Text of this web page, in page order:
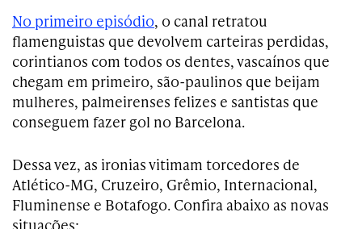
No primeiro episódio, o canal retratou
flamenguistas que devolvem carteiras perdidas,
corintianos com todos os dentes, vascaínos que
chegam em primeiro, são-paulinos que beijam
mulheres, palmeirenses felizes e santistas que
conseguem fazer gol no Barcelona.
Dessa vez, as ironias vitimam torcedores de
Atlético-MG, Cruzeiro, Grêmio, Internacional,
Fluminense e Botafogo. Confira abaixo as novas
situações: